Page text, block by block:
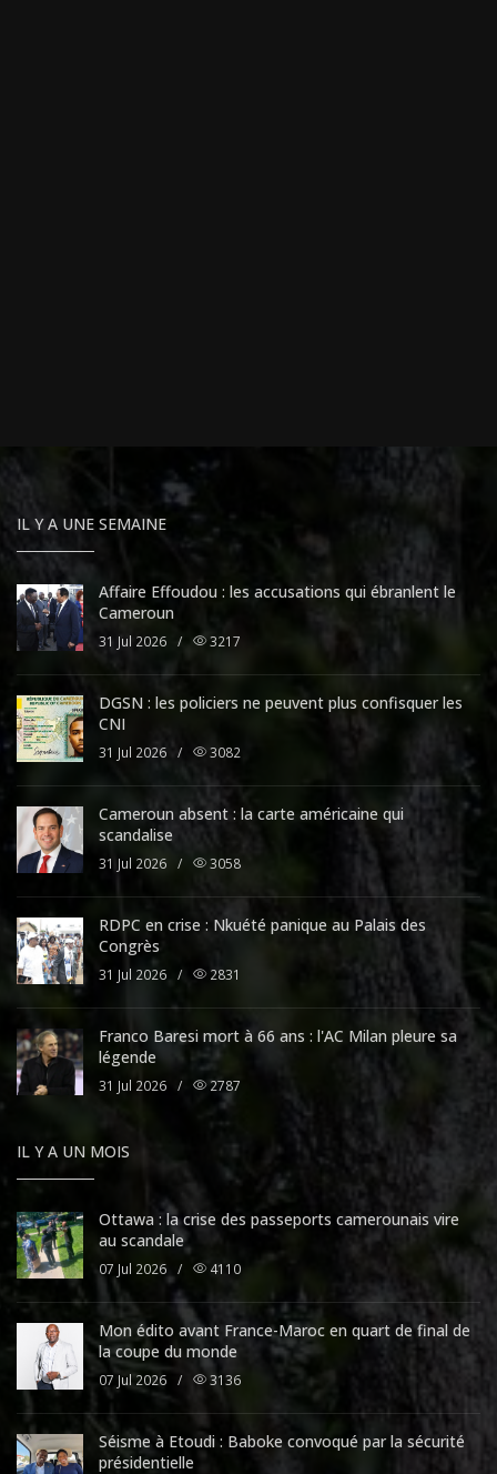
IL Y A UNE SEMAINE
Affaire Effoudou : les accusations qui ébranlent le
Cameroun
31 Jul 2026 / 3217
DGSN : les policiers ne peuvent plus confisquer les
CNI
31 Jul 2026 / 3082
Cameroun absent : la carte américaine qui
scandalise
31 Jul 2026 / 3058
RDPC en crise : Nkuété panique au Palais des
Congrès
31 Jul 2026 / 2831
Franco Baresi mort à 66 ans : l'AC Milan pleure sa
légende
31 Jul 2026 / 2787
IL Y A UN MOIS
Ottawa : la crise des passeports camerounais vire
au scandale
07 Jul 2026 / 4110
Mon édito avant France-Maroc en quart de final de
la coupe du monde
07 Jul 2026 / 3136
Séisme à Etoudi : Baboke convoqué par la sécurité
présidentielle